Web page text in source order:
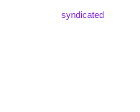
syndicated